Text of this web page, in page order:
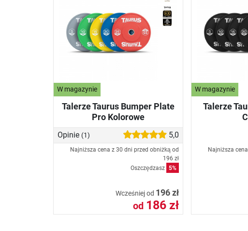
W magazynie
Talerze Taurus Bumper Plate
Pro Kolorowe
Opinie (1) 5,0
Najniższa cena z 30 dni przed obniżką od
196 zł
Oszczędzasz 5%
Wcześniej od 196 zł
od 186 zł
W magazynie
Talerze
Najniższa